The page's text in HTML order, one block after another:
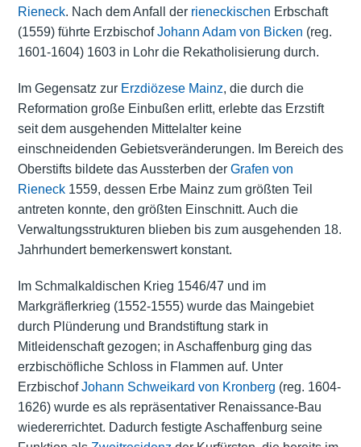
Rieneck. Nach dem Anfall der rieneckischen Erbschaft
(1559) führte ErzbischofJohann Adam von Bicken (reg.
1601-1604) 1603 in Lohr die Rekatholisierung durch.
Im Gegensatz zur Erzdiözese Mainz, die durch die
Reformation große Einbußen erlitt, erlebte das Erzstift
seit dem ausgehenden Mittelalter keine
einschneidenden Gebietsveränderungen. Im Bereich des
Oberstifts bildete das Aussterben der Grafen von
Rieneck1559, dessen Erbe Mainz zum größten Teil
antreten konnte, den größten Einschnitt. Auch die
Verwaltungsstrukturen blieben bis zum ausgehenden 18.
Jahrhundert bemerkenswert konstant.
Im Schmalkaldischen Krieg 1546/47 und im
Markgräflerkrieg (1552-1555) wurde das Maingebiet
durch Plünderung und Brandstiftung stark in
Mitleidenschaft gezogen; in Aschaffenburg ging das
erzbischöfliche Schloss in Flammen auf. Unter
ErzbischofJohann Schweikard von Kronberg (reg. 1604-
1626) wurde es als repräsentativer Renaissance-Bau
wiedererrichtet. Dadurch festigte Aschaffenburg seine